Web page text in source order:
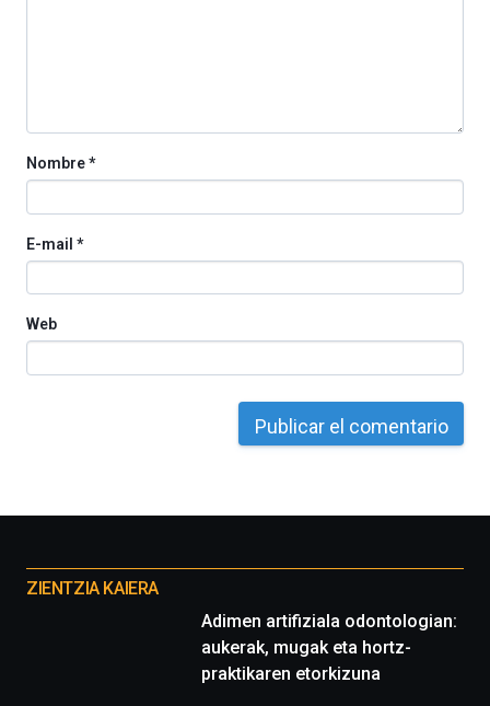
Nombre*
E-mail *
Web
proyectos
ZIENTZIA KAIERA
Adimen artifiziala odontologian:
aukerak, mugak eta hortz-
praktikaren etorkizuna